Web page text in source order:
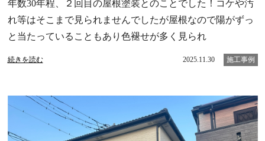
年数30年程、２回目の屋根塗装とのことでした！コケや汚
れ等はそこまで見られませんでしたが屋根なので陽がずっ
と当たっていることもあり色褪せが多く見られ
続きを読む 2025.11.30 施工事例